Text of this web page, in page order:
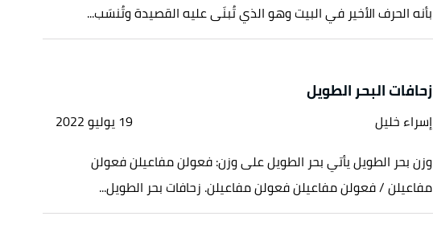
بأنه الحرف الأخير في البيت وهو الذي تُبنَى عليه القصيدة وتُنسَب...
زحافات البحر الطويل
إسراء خليل
19 يوليو 2022
وزن بحر الطويل يأتي بحر الطويل على وزن: فعولن مفاعيلن فعولن
مفاعيلن / فعولن مفاعيلن فعولن مفاعيلن. زحافات بحر الطويل...